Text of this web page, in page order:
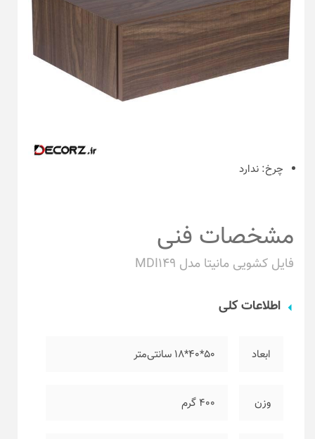
چرخ: ندارد
مشخصات فنی
فایل کشویی مانیتا مدل MDI149
اطلاعات کلی
ابعاد ۵۰*۴۰*۱۸ سانتی‌متر
وزن ۴۰۰ گرم